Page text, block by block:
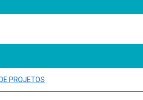
de projetos de investimentos. São Paulo:
B. H. Análise de investimentos:
acervo/5267965 . Acesso
M. Análise de investimentos: tomada de
PROJETOS